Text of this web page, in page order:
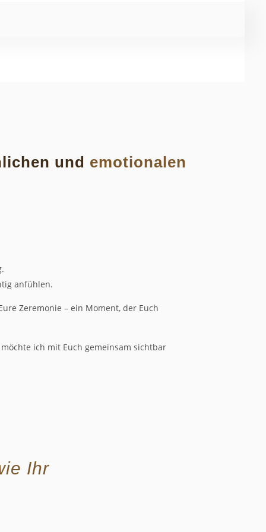
und emotionalen
anfühlen.
Zeremonie – ein Moment, der Euch
ich mit Euch gemeinsam sichtbar
Ihr